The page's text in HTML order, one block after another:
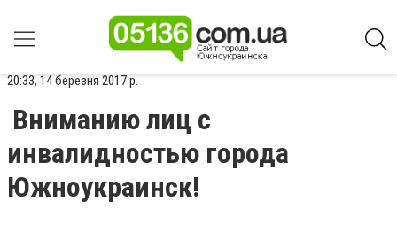
20:33, 14 березня 2017 р.
Вниманию лиц с
инвалидностью города
Южноукраинск!